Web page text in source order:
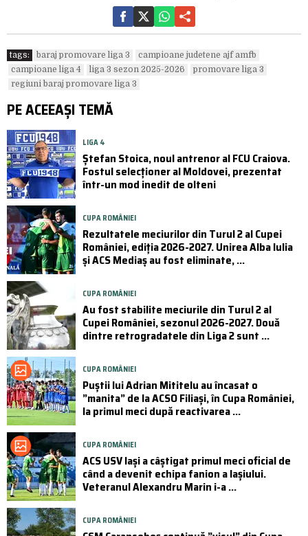
tags: baraj promovare liga 3
campioane judetene ajf amfb
campioane liga 4
liga 3 sezon 2025-2026
promovare liga 3
regiuni baraj promovare liga 3
PE ACEEAȘI TEMĂ
LIGA 4
Ștefan Stoica, noul antrenor al FCU Craiova.
Fostul selecționer al Moldovei, prezentat
într-un mod inedit de olteni
CUPA ROMÂNIEI
Rezultatele meciurilor din Turul 2 al Cupei
României, ediția 2026-2027. Unirea Alba Iulia
și ACS Mediaș au fost eliminate, ...
CUPA ROMÂNIEI
Au fost stabilite meciurile din Turul 2 al
Cupei României, sezonul 2026-2027. Două
dintre retrogradatele din Liga 2 sunt ...
CUPA ROMÂNIEI
Puştii lui Adrian Mititelu au încasat o
”manita” de la ACSO Filiaşi, în Cupa României,
la primul meci după reactivarea ...
CUPA ROMÂNIEI
ACS USV Iași a câștigat primul meci oficial de
când a devenit echipa fanion a Iașiului.
Veteranul Alexandru Marin i-a ...
CUPA ROMÂNIEI